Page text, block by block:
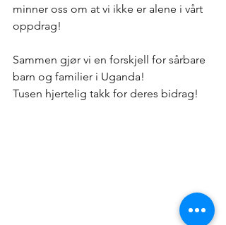
minner oss om at vi ikke er alene i vårt
oppdrag!
Sammen gjør vi en forskjell for sårbare
barn og familier i Uganda!
Tusen hjertelig takk for deres bidrag!